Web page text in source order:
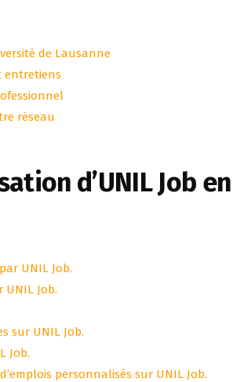
de Lausanne
entretiens
réseau
d’UNIL Job en
UNIL Job.
Job.
sur UNIL Job.
Job.
personnalisés sur UNIL Job.